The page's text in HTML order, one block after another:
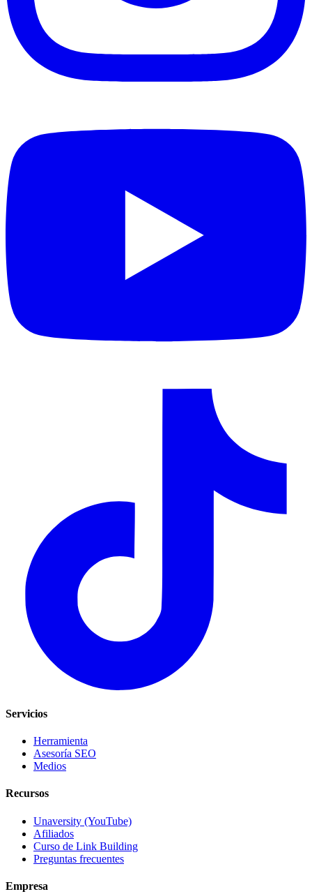
Servicios
Herramienta
Asesoría SEO
Medios
Recursos
Unaversity (YouTube)
Afiliados
Curso de Link Building
Preguntas frecuentes
Empresa